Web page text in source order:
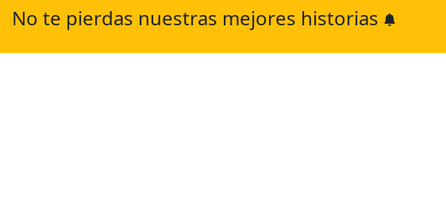
No te pierdas nuestras mejores historias